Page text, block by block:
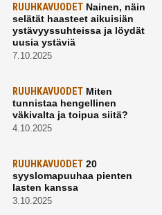
RUUHKAVUODETNainen, näin
selätät haasteet aikuisiän
ystävyyssuhteissa ja löydät
uusia ystäviä
7.10.2025
RUUHKAVUODETMiten
tunnistaa hengellinen
väkivalta ja toipua siitä?
4.10.2025
RUUHKAVUODET20
syyslomapuuhaa pienten
lasten kanssa
3.10.2025